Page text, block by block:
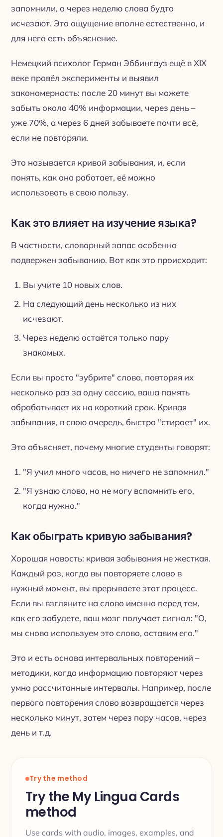
запомнили, а через неделю слова будто
исчезают. Это ощущение вполне естественно, и
для него есть объяснение.
Немецкий психолог Герман Эббингауз ещё в XIX
веке провёл эксперименты и выявил
закономерность: после 20 минут вы можете
забыть около 40% информации, через день –
уже 70%, а через 6 дней забываете почти всё,
если не повторяли.
Это называется кривой забывания, и, если
понять, как она работает, её можно
использовать в свою пользу.
Как это влияет на изучение языка?
В частности, словарный запас особенно
подвержен забыванию. Вот как это происходит:
Вы учите 10 новых слов.
На следующий день несколько из них
исчезают.
Через неделю остаётся только пару
знакомых.
Если вы просто "зубрите" слова, повторяя их
несколько раз за одну сессию, ваша память
обрабатывает их на короткий срок. Кривая
забывания, в свою очередь, быстро "стирает" их.
Это объясняет, почему многие студенты говорят:
"Я учил много часов, но ничего не запомнил."
"Я узнаю слово, но не могу вспомнить его,
когда нужно."
Как обыграть кривую забывания?
Хорошая новость: кривая забывания не жесткая.
Каждый раз, когда вы повторяете слово в
нужный момент, вы прерываете этот процесс.
Если вы взгляните на слово именно перед тем,
как его забудете, ваш мозг получает сигнал: "О,
мы снова используем это слово, оставим его."
Это и есть основа интервальных повторений –
методики, когда информацию повторяют через
умно рассчитанные интервалы. Например, после
первого повторения слово возвращается через
несколько минут, затем через пару часов, через
день и т.д.
Try the method
Try the My Lingua Cards
method
Use cards with audio, images, examples, and